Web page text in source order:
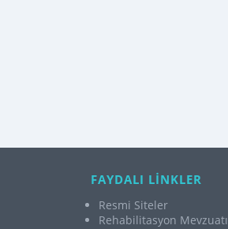
FAYDALI LİNKLER
Resmi Siteler
Rehabilitasyon Mevzuatı